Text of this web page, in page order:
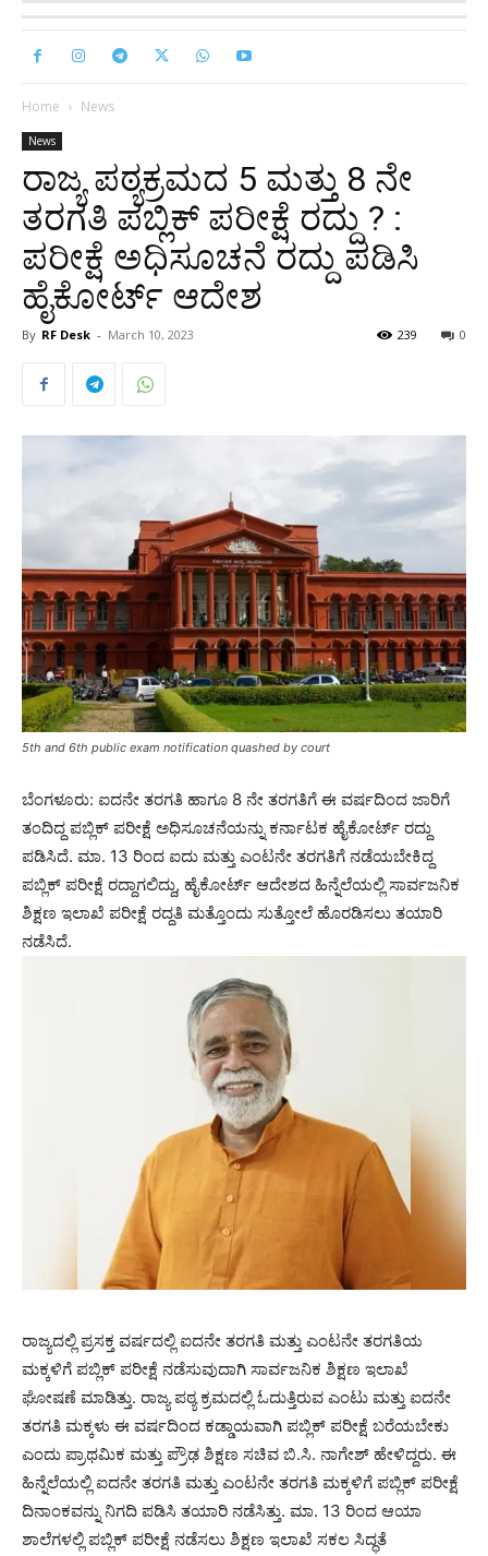
Home News
News
ರಾಜ್ಯ ಪಠ್ಯಕ್ರಮದ 5 ಮತ್ತು 8 ನೇ
ತರಗತಿ ಪಬ್ಲಿಕ್ ಪರೀಕ್ಷೆ ರದ್ದು ? :
ಪರೀಕ್ಷೆ ಅಧಿಸೂಚನೆ ರದ್ದು ಪಡಿಸಿ
ಹೈಕೋರ್ಟ್ ಆದೇಶ
By RF Desk - March 10, 2023 0
239
5th and 6th public exam notification quashed by court
ಬೆಂಗಳೂರು: ಐದನೇ ತರಗತಿ ಹಾಗೂ 8 ನೇ ತರಗತಿಗೆ ಈ ವರ್ಷದಿಂದ ಜಾರಿಗೆ
ತಂದಿದ್ದ ಪಬ್ಲಿಕ್ ಪರೀಕ್ಷೆ ಅಧಿಸೂಚನೆಯನ್ನು ಕರ್ನಾಟಕ ಹೈಕೋರ್ಟ್ ರದ್ದು
ಪಡಿಸಿದೆ. ಮಾ. 13 ರಿಂದ ಐದು ಮತ್ತು ಎಂಟನೇ ತರಗತಿಗೆ ನಡೆಯಬೇಕಿದ್ದ
ಪಬ್ಲಿಕ್ ಪರೀಕ್ಷೆ ರದ್ದಾಗಲಿದ್ದು, ಹೈಕೋರ್ಟ್ ಆದೇಶದ ಹಿನ್ನೆಲೆಯಲ್ಲಿ ಸಾರ್ವಜನಿಕ
ಶಿಕ್ಷಣ ಇಲಾಖೆ ಪರೀಕ್ಷೆ ರದ್ದತಿ ಮತ್ತೊಂದು ಸುತ್ತೋಲೆ ಹೊರಡಿಸಲು ತಯಾರಿ
ನಡೆಸಿದೆ.
ರಾಜ್ಯದಲ್ಲಿ ಪ್ರಸಕ್ತ ವರ್ಷದಲ್ಲಿ ಐದನೇ ತರಗತಿ ಮತ್ತು ಎಂಟನೇ ತರಗತಿಯ
ಮಕ್ಕಳಿಗೆ ಪಬ್ಲಿಕ್ ಪರೀಕ್ಷೆ ನಡೆಸುವುದಾಗಿ ಸಾರ್ವಜನಿಕ ಶಿಕ್ಷಣ ಇಲಾಖೆ
ಘೋಷಣೆ ಮಾಡಿತ್ತು. ರಾಜ್ಯ ಪಠ್ಯ ಕ್ರಮದಲ್ಲಿ ಓದುತ್ತಿರುವ ಎಂಟು ಮತ್ತು ಐದನೇ
ತರಗತಿ ಮಕ್ಕಳು ಈ ವರ್ಷದಿಂದ ಕಡ್ಡಾಯವಾಗಿ ಪಬ್ಲಿಕ್ ಪರೀಕ್ಷೆ ಬರೆಯಬೇಕು
ಎಂದು ಪ್ರಾಥಮಿಕ ಮತ್ತು ಪ್ರೌಢ ಶಿಕ್ಷಣ ಸಚಿವ ಬಿ.ಸಿ. ನಾಗೇಶ್ ಹೇಳಿದ್ದರು. ಈ
ಹಿನ್ನೆಲೆಯಲ್ಲಿ ಐದನೇ ತರಗತಿ ಮತ್ತು ಎಂಟನೇ ತರಗತಿ ಮಕ್ಕಳಿಗೆ ಪಬ್ಲಿಕ್ ಪರೀಕ್ಷೆ
ದಿನಾಂಕವನ್ನು ನಿಗದಿ ಪಡಿಸಿ ತಯಾರಿ ನಡೆಸಿತ್ತು. ಮಾ. 13 ರಿಂದ ಆಯಾ
ಶಾಲೆಗಳಲ್ಲಿ ಪಬ್ಲಿಕ್ ಪರೀಕ್ಷೆ ನಡೆಸಲು ಶಿಕ್ಷಣ ಇಲಾಖೆ ಸಕಲ ಸಿದ್ಧತೆ